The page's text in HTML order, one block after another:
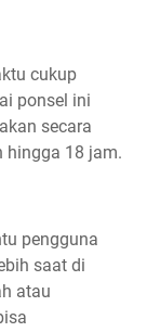
cukup
ponsel ini
secara
hingga 18 jam.
pengguna
saat di
atau